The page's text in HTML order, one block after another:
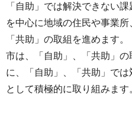
「自助」では解決できない
を中心に地域の住民や事業
「共助」の取組を進めます。
市は、「自助」、「共助」
に、「自助」、「共助」では
として積極的に取り組みます